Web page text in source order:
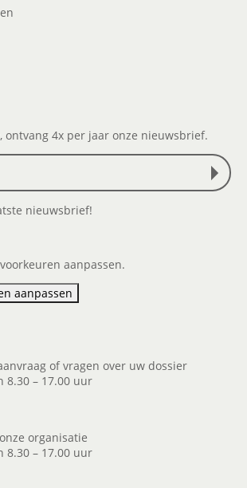
ontvang 4x per jaar onze nieuwsbrief.
nieuwsbrief!
aanpassen.
aanpassen
of vragen over uw dossier
8.30 – 17.00 uur
organisatie
8.30 – 17.00 uur